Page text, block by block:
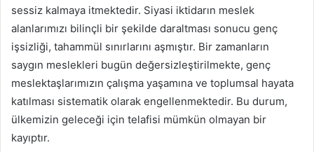
sessiz kalmaya itmektedir. Siyasi iktidarın meslek
alanlarımızı bilinçli bir şekilde daraltması sonucu genç
işsizliği, tahammül sınırlarını aşmıştır. Bir zamanların
saygın meslekleri bugün değersizleştirilmekte, genç
meslektaşlarımızın çalışma yaşamına ve toplumsal hayata
katılması sistematik olarak engellenmektedir. Bu durum,
ülkemizin geleceği için telafisi mümkün olmayan bir
kayıptır.